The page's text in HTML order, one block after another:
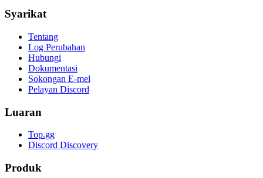
Syarikat
Tentang
Log Perubahan
Hubungi
Dokumentasi
Sokongan E-mel
Pelayan Discord
Luaran
Top.gg
Discord Discovery
Produk